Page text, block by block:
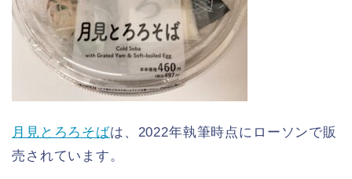
月見とろろそばは、2022年執筆時点にローソンで販
売されています。
ダイエットに！セブンイ
レブン低カロリー商品ま
とめ。カロリーの低い食
べ物ランキング！
【カロリー別】ダイエッ
トにおすすめのファミマ